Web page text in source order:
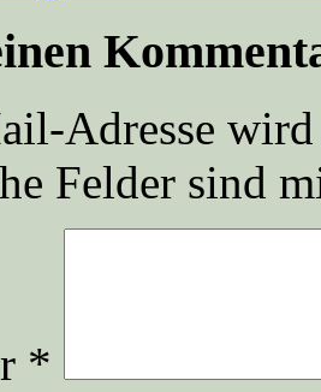
Adresse
Felder sind
*